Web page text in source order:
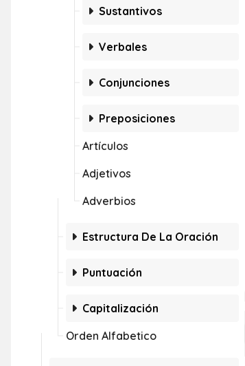
Sustantivos
Verbales
Conjunciones
Preposiciones
Artículos
Adjetivos
Adverbios
Estructura De La Oración
Puntuación
Capitalización
Orden Alfabetico